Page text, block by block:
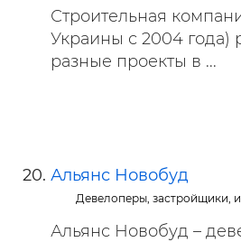
Строительная
Украины с 2004 года)
разные проекты в ...
Альянс Новобуд
Девелоперы, застройщики,
Альянс Новобуд –